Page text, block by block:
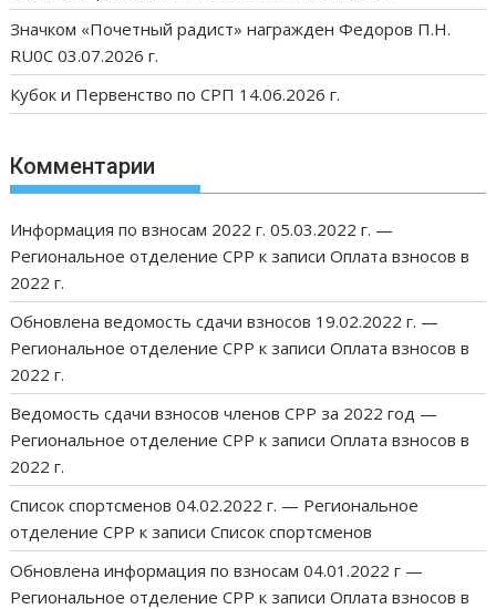
Значком «Почетный радист» награжден Федоров П.Н.
RU0C 03.07.2026 г.
Кубок и Первенство по СРП 14.06.2026 г.
Комментарии
Информация по взносам 2022 г. 05.03.2022 г. —
Региональное отделение СРР к записиОплата взносов в
2022 г.
Обновлена ведомость сдачи взносов 19.02.2022 г. —
Региональное отделение СРР к записиОплата взносов в
2022 г.
Ведомость сдачи взносов членов СРР за 2022 год —
Региональное отделение СРР к записиОплата взносов в
2022 г.
Список спортсменов 04.02.2022 г. — Региональное
отделение СРР к записиСписок спортсменов
Обновлена информация по взносам 04.01.2022 г —
Региональное отделение СРР к записиОплата взносов в